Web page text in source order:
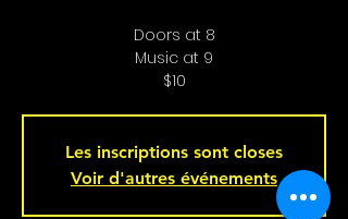
Doors at 8
Music at 9
$10
Les inscriptions sont closes
Voir d'autres événements